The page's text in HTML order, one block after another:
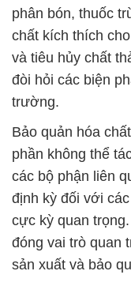
phân bón, thuốc
chất kích thích
và tiêu hủy chất
đòi hỏi các biện
trường.
Bảo quản hóa
phần không thể
các bộ phận liên
định kỳ đối với
cực kỳ quan
đóng vai trò quan
sản xuất và bảo